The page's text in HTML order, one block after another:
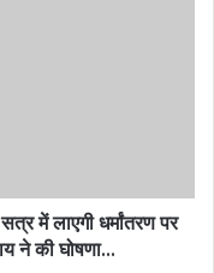
में लाएगी धर्मांतरण पर
ने की घोषणा…